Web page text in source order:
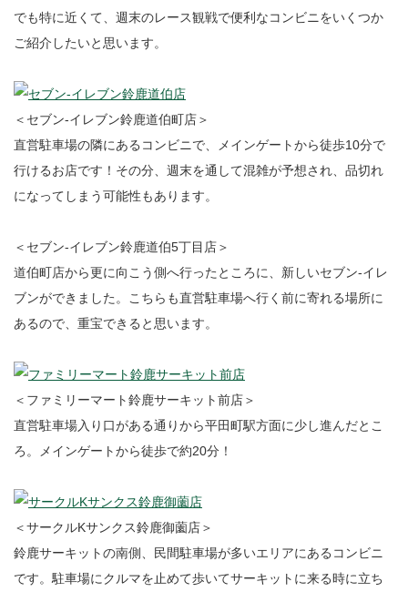
でも特に近くて、週末のレース観戦で便利なコンビニをいくつか
ご紹介したいと思います。
＜セブン-イレブン鈴鹿道伯町店＞
直営駐車場の隣にあるコンビニで、メインゲートから徒歩10分で
行けるお店です！その分、週末を通して混雑が予想され、品切れ
になってしまう可能性もあります。
＜セブン-イレブン鈴鹿道伯5丁目店＞
道伯町店から更に向こう側へ行ったところに、新しいセブン-イレ
ブンができました。こちらも直営駐車場へ行く前に寄れる場所に
あるので、重宝できると思います。
＜ファミリーマート鈴鹿サーキット前店＞
直営駐車場入り口がある通りから平田町駅方面に少し進んだとこ
ろ。メインゲートから徒歩で約20分！
＜サークルKサンクス鈴鹿御薗店＞
鈴鹿サーキットの南側、民間駐車場が多いエリアにあるコンビニ
です。駐車場にクルマを止めて歩いてサーキットに来る時に立ち